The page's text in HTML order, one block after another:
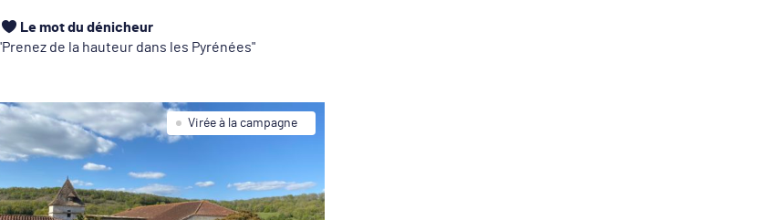
Le mot du dénicheur
Prenez de la hauteur dans les Pyrénées
Virée à la campagne